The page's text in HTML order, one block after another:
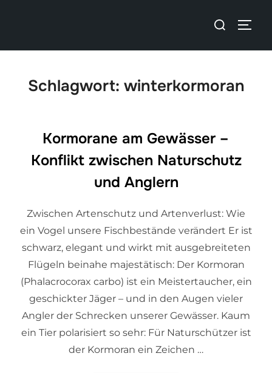
Schlagwort: winterkormoran
Kormorane am Gewässer –
Konflikt zwischen Naturschutz
und Anglern
Zwischen Artenschutz und Artenverlust: Wie
ein Vogel unsere Fischbestände verändert Er ist
schwarz, elegant und wirkt mit ausgebreiteten
Flügeln beinahe majestätisch: Der Kormoran
(Phalacrocorax carbo) ist ein Meistertaucher, ein
geschickter Jäger – und in den Augen vieler
Angler der Schrecken unserer Gewässer. Kaum
ein Tier polarisiert so sehr: Für Naturschützer ist
der Kormoran ein Zeichen …